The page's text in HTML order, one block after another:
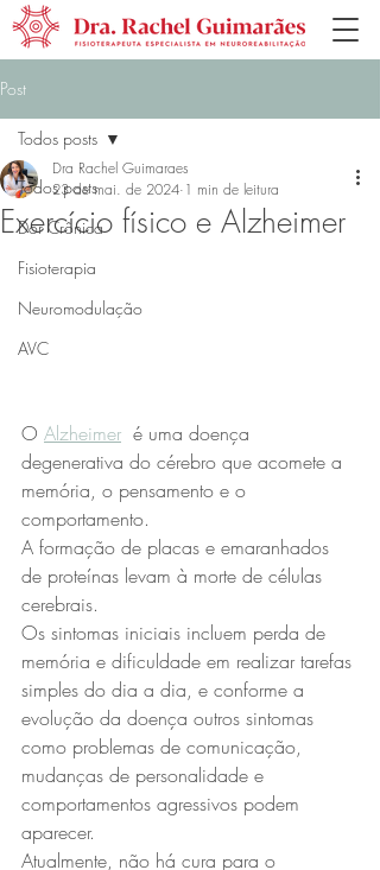
Post
Todos posts
Dor Crônica
Fisioterapia
Neuromodulação
AVC
Todos posts
Exercício físico e Alzheimer
Dra Rachel Guimaraes
23 de mai. de 2024 1 min de leitura
O Alzheimer
  é uma doença
degenerativa do cérebro que acomete a
memória, o pensamento e o
comportamento.
A formação de placas e emaranhados
de proteínas levam à morte de células
cerebrais.
Os sintomas iniciais incluem perda de
memória e dificuldade em realizar tarefas
simples do dia a dia, e conforme a
evolução da doença outros sintomas
como problemas de comunicação,
mudanças de personalidade e
comportamentos agressivos podem
aparecer.
Atualmente, não há cura para o